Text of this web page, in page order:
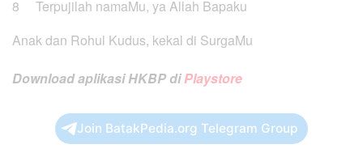
8 Terpujilah namaMu, ya Allah Bapaku
Anak dan Rohul Kudus, kekal di SurgaMu
Download aplikasi HKBP diPlaystore
Join BatakPedia.org Telegram Group